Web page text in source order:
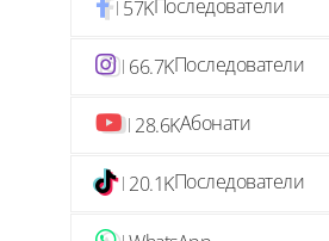
57KПоследователи
66.7KПоследователи
28.6KАбонати
20.1KПоследователи